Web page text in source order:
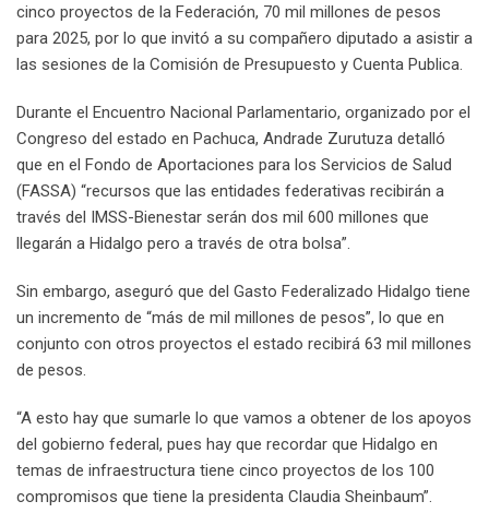
cinco proyectos de la Federación, 70 mil millones de pesos
para 2025, por lo que invitó a su compañero diputado a asistir a
las sesiones de la Comisión de Presupuesto y Cuenta Publica.
Durante el Encuentro Nacional Parlamentario, organizado por el
Congreso del estado en Pachuca, Andrade Zurutuza detalló
que en el Fondo de Aportaciones para los Servicios de Salud
(FASSA) “recursos que las entidades federativas recibirán a
través del IMSS-Bienestar serán dos mil 600 millones que
llegarán a Hidalgo pero a través de otra bolsa”.
Sin embargo, aseguró que del Gasto Federalizado Hidalgo tiene
un incremento de “más de mil millones de pesos”, lo que en
conjunto con otros proyectos el estado recibirá 63 mil millones
de pesos.
“A esto hay que sumarle lo que vamos a obtener de los apoyos
del gobierno federal, pues hay que recordar que Hidalgo en
temas de infraestructura tiene cinco proyectos de los 100
compromisos que tiene la presidenta Claudia Sheinbaum”.